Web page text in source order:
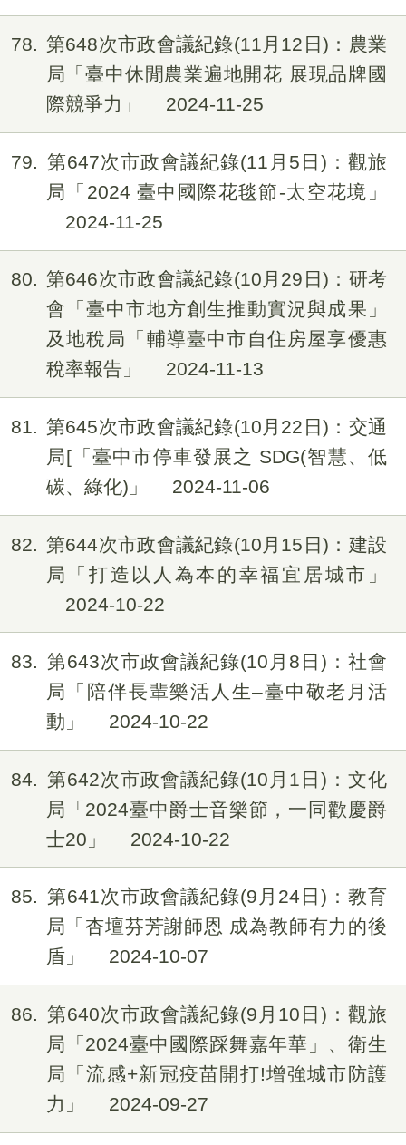
78
第648次市政會議紀錄(11月12日)：農業
局「臺中休閒農業遍地開花 展現品牌國
際競爭力」
2024-11-25
79
第647次市政會議紀錄(11月5日)：觀旅
局「2024 臺中國際花毯節-太空花境」
2024-11-25
80
第646次市政會議紀錄(10月29日)：研考
會「臺中市地方創生推動實況與成果」
及地稅局「輔導臺中市自住房屋享優惠
稅率報告」
2024-11-13
81
第645次市政會議紀錄(10月22日)：交通
局[「臺中市停車發展之 SDG(智慧、低
碳、綠化)」
2024-11-06
82
第644次市政會議紀錄(10月15日)：建設
局「打造以人為本的幸福宜居城市」
2024-10-22
83
第643次市政會議紀錄(10月8日)：社會
局「陪伴長輩樂活人生–臺中敬老月活
動」
2024-10-22
84
第642次市政會議紀錄(10月1日)：文化
局「2024臺中爵士音樂節，一同歡慶爵
士20」
2024-10-22
85
第641次市政會議紀錄(9月24日)：教育
局「杏壇芬芳謝師恩 成為教師有力的後
盾」
2024-10-07
86
第640次市政會議紀錄(9月10日)：觀旅
局「2024臺中國際踩舞嘉年華」、衛生
局「流感+新冠疫苗開打!增強城市防護
力」
2024-09-27